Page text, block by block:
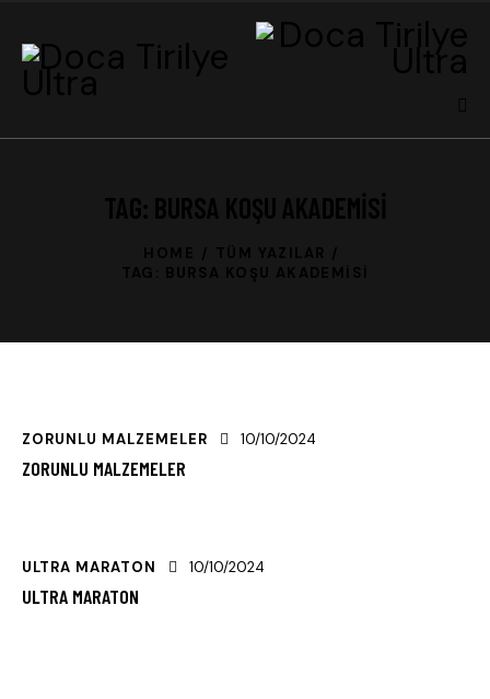
ZORUNLU MALZEMELER 10/10/2024
ZORUNLU MALZEMELER
ULTRA MARATON 10/10/2024
ULTRA MARATON